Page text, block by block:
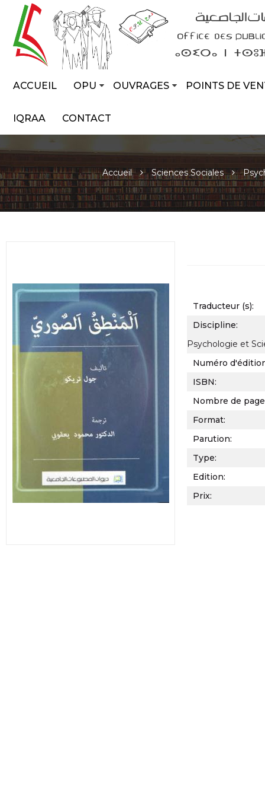
ACCUEIL OPU OUVRAGES POINTS DE
IQRAA CONTACT
Accueil Sciences Sociales
Traducteur (s):
Discipline:
Psychologie et
Numéro
ISBN:
Nombre de
Format:
Parution:
Type:
Edition:
Prix: